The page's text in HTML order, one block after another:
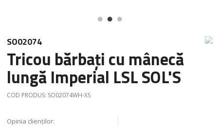
SO02074
Tricou bărbați cu mânecă
lungă Imperial LSL SOL'S
COD PRODUS: SO02074WH-XS
Opinia clienților: